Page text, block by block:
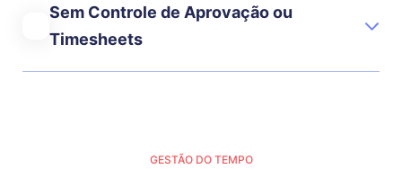
Sem Controle de Aprovação ou
Timesheets
GESTÃO DO TEMPO